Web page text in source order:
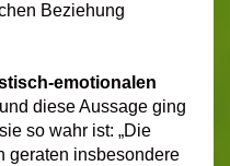
Beziehung
emotionalen
diese Aussage ging
so wahr ist: „Die
geraten insbesondere